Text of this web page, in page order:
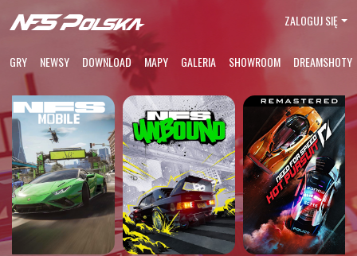
GRY NEWSY DOWNLOAD MAPY GALERIA SHOWROOM DREAMSHOTY
ZALOGUJ SIĘ